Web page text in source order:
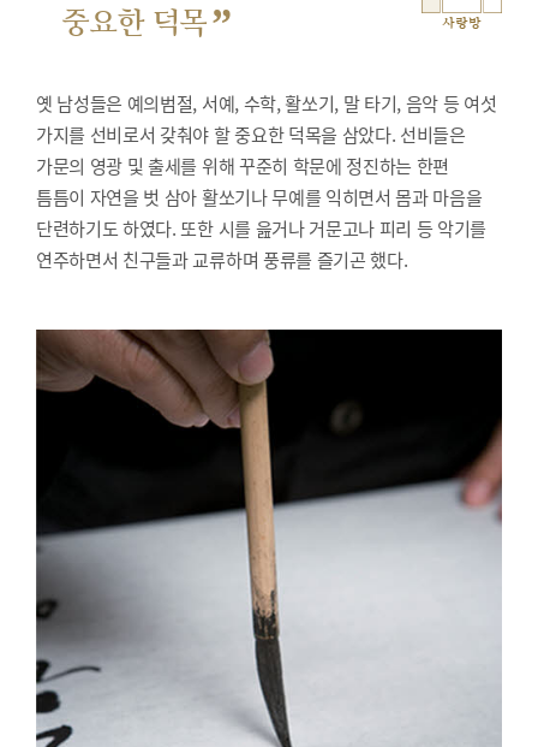
중요한 덕목” 사랑방
옛 남성들은 예의범절, 서예, 수학, 활쏘기, 말 타기, 음악 등 여섯
가지를 선비로서 갖춰야 할 중요한 덕목을 삼았다. 선비들은
가문의 영광 및 출세를 위해 꾸준히 학문에 정진하는 한편
틈틈이 자연을 벗 삼아 활쏘기나 무예를 익히면서 몸과 마음을
단련하기도 하였다. 또한 시를 읊거나 거문고나 피리 등 악기를
연주하면서 친구들과 교류하며 풍류를 즐기곤 했다.